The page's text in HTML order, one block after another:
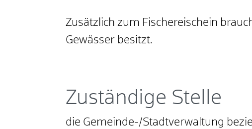
Zusätzlich zum Fischereischein
Gewässer besitzt.
Zuständige Stelle
die Gemeinde-/Stadtverwaltung